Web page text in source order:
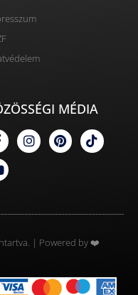
MÉDIA
| Powered by ❤️